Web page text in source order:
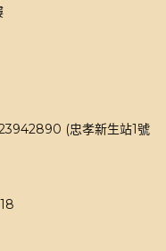
(忠孝新生站1號